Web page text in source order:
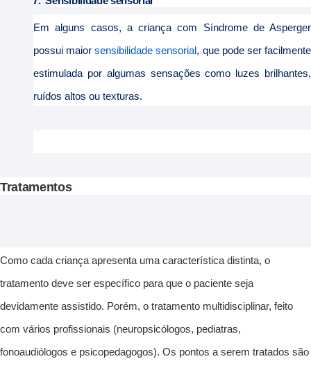
Em alguns casos, a criança com Síndrome de Asperger
possui maiorsensibilidade sensorial, que pode ser facilmente
estimulada por algumas sensações como luzes brilhantes,
ruídos altos ou texturas.
Tratamentos
Como cada criança apresenta uma característica distinta, o
tratamento deve ser específico para que o paciente seja
devidamente assistido. Porém, o tratamento multidisciplinar, feito
com vários profissionais (neuropsicólogos, pediatras,
fonoaudiólogos e psicopedagogos). Os pontos a serem tratados são